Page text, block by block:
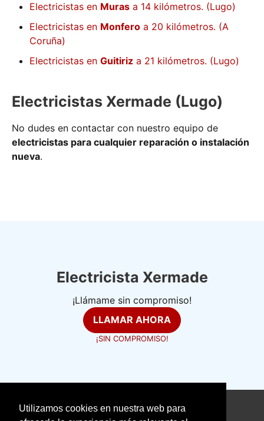
Utilizamos cookies en nuestra web para
Electricistas en Muras a 14 kilómetros. (Lugo)
Electricistas en Monfero a 20 kilómetros. (A
Coruña)
Electricistas en Guitiriz a 21 kilómetros. (Lugo)
Electricistas Xermade (Lugo)
No dudes en contactar con nuestro equipo de
electricistas para cualquier reparación o instalación
nueva.
Electricista Xermade
¡Llámame sin compromiso!
LLAMAR AHORA
¡SIN COMPROMISO!
electricistasexpertos.com